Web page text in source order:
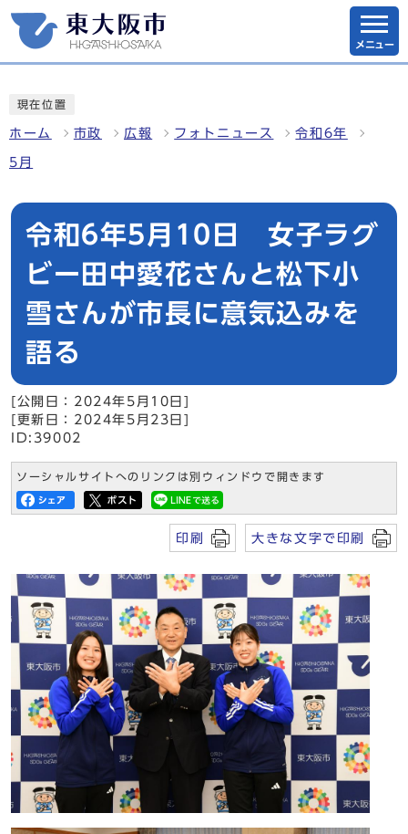
メニュー
現在位置
ホーム 市政 広報 フォトニュース 令和6年
5月
令和6年5月10日 女子ラグ
ビー田中愛花さんと松下小
雪さんが市長に意気込みを
語る
[公開日：2024年5月10日]
[更新日：2024年5月23日]
ID:39002
ソーシャルサイトへのリンクは別ウィンドウで開きます
印刷 大きな文字で印刷